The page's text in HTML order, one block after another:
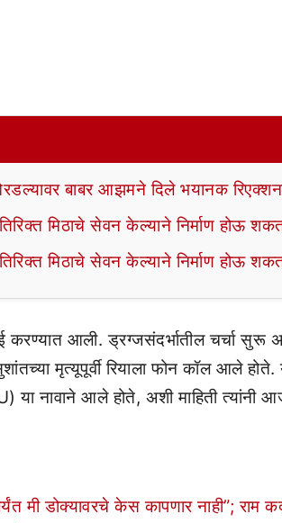
बाबर आझमने दिले भयानक
मिठाचे सेवन केल्याने निर्माण होऊ
मिठाचे सेवन केल्याने निर्माण होऊ
करण्यात आली. ड्रग्जसंदर्भातील चर्चा
मृत्यूपूर्वी रियाला फोन कॉल आले होते.
नावाने आले होते, अशी माहिती त्यांनी
मी डोक्यावरचे केस कापणार नाही”; राम